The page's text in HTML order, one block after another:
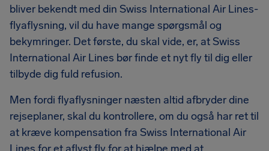
bliver bekendt med din Swiss International Air Lines-
flyaflysning, vil du have mange spørgsmål og
bekymringer. Det første, du skal vide, er, at Swiss
International Air Lines bør finde et nyt fly til dig eller
tilbyde dig fuld refusion.
Men fordi flyaflysninger næsten altid afbryder dine
rejseplaner, skal du kontrollere, om du også har ret til
at kræve kompensation fra Swiss International Air